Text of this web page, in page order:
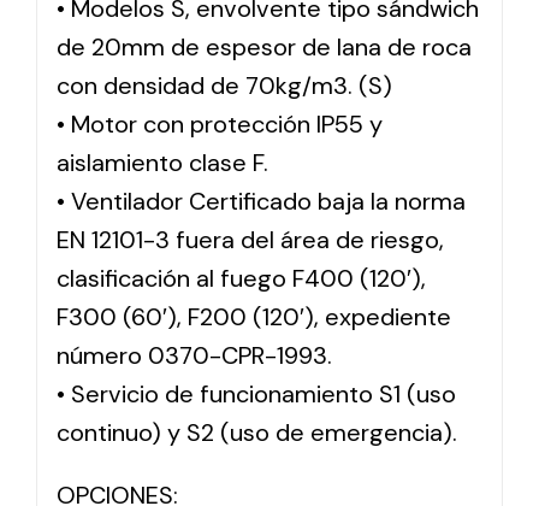
• Modelos S, envolvente tipo sándwich
de 20mm de espesor de lana de roca
con densidad de 70kg/m3. (S)
• Motor con protección IP55 y
aislamiento clase F.
• Ventilador Certificado baja la norma
EN 12101-3 fuera del área de riesgo,
clasificación al fuego F400 (120′),
F300 (60′), F200 (120′), expediente
número 0370-CPR-1993.
• Servicio de funcionamiento S1 (uso
continuo) y S2 (uso de emergencia).
OPCIONES: